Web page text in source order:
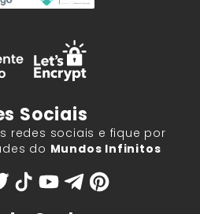
Sociais
redes sociais e fique por
do Mundos Infinitos